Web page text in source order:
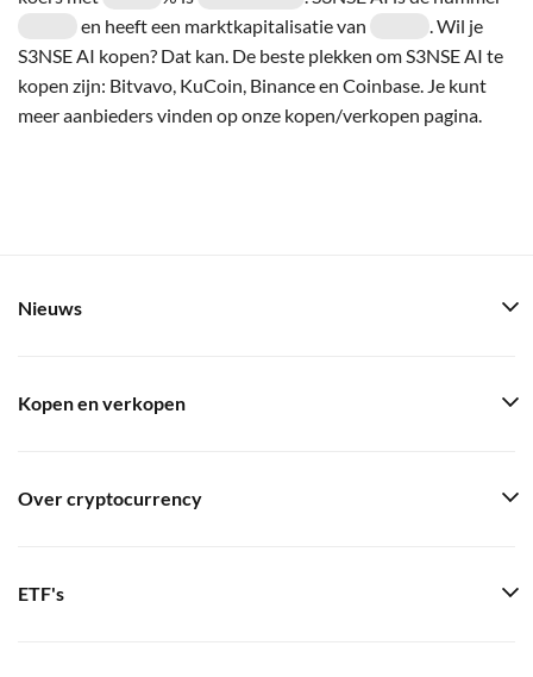
en heeft een marktkapitalisatie van
. Wil je
S3NSE AI kopen? Dat kan. De beste plekken om S3NSE AI te
kopen zijn: Bitvavo, KuCoin, Binance en Coinbase. Je kunt
meer aanbieders vinden op onze kopen/verkopen pagina.
Nieuws
Kopen en verkopen
Over cryptocurrency
ETF's